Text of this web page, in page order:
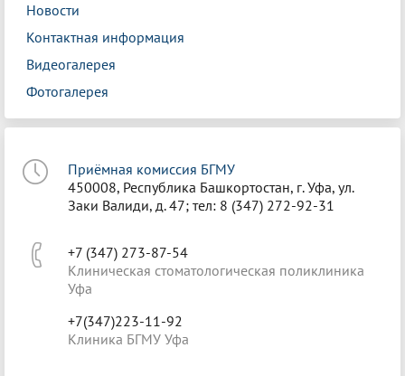
Новости
Контактная информация
Видеогалерея
Фотогалерея
Приёмная комиссия БГМУ
450008, Республика Башкортостан, г. Уфа, ул.
Заки Валиди, д. 47; тел: 8 (347) 272-92-31
+7 (347) 273-87-54
Клиническая стоматологическая поликлиника
Уфа
+7(347)223-11-92
Клиника БГМУ Уфа